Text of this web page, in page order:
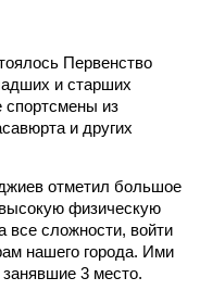
Первенство
и старших
спортсмены из
и других
отметил большое
физическую
все сложности, войти
нашего города. Ими
3 место.